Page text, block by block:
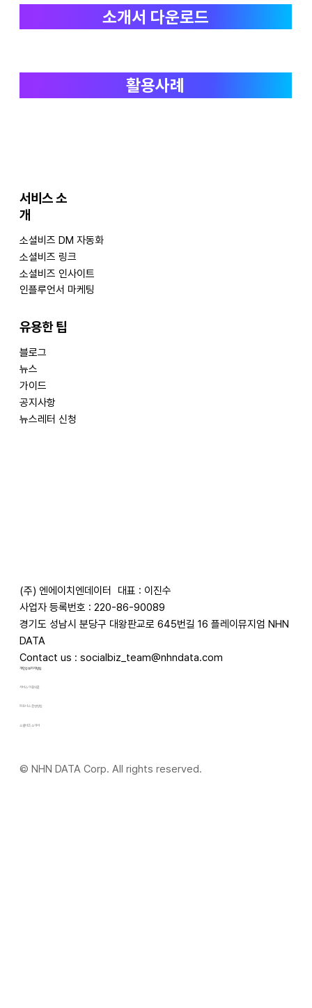
소개서 다운로드
활용사례
(주) 엔에이치엔데이터
대표 : 이진수
사업자 등록번호 : 220-86-90089
경기도 성남시 분당구 대왕판교로 645번길 16 플레이뮤지엄 NHN
DATA
Contact us : socialbiz_team@nhndata.com
​개인정보처리방침
서비스 이용약관
파트너스 운영방침
​소셜비즈 소개서
서비스 소
개
​소셜비즈 DM 자동화
소셜비즈 링크
​소셜비즈 인사이트
인플루언서 마케팅
​유용한 팁
블로그
뉴스
가이드
공지사항
뉴스레터 신청
© NHN DATA Corp. All rights reserved.